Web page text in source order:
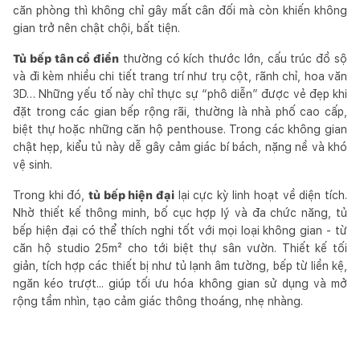
căn phòng thì không chỉ gây mất cân đối mà còn khiến không
gian trở nên chật chội, bất tiện.
Tủ bếp tân cổ điển thường có kích thước lớn, cấu trúc đồ sộ
và đi kèm nhiều chi tiết trang trí như trụ cột, rãnh chỉ, hoa văn
3D… Những yếu tố này chỉ thực sự “phô diễn” được vẻ đẹp khi
đặt trong các gian bếp rộng rãi, thường là nhà phố cao cấp,
biệt thự hoặc những căn hộ penthouse. Trong các không gian
chật hẹp, kiểu tủ này dễ gây cảm giác bí bách, nặng nề và khó
vệ sinh.
Trong khi đó, tủ bếp hiện đạilại cực kỳ linh hoạt về diện tích.
Nhờ thiết kế thông minh, bố cục hợp lý và đa chức năng, tủ
bếp hiện đại có thể thích nghi tốt với mọi loại không gian - từ
căn hộ studio 25m² cho tới biệt thự sân vườn. Thiết kế tối
giản, tích hợp các thiết bị như tủ lạnh âm tường, bếp từ liền kệ,
ngăn kéo trượt... giúp tối ưu hóa không gian sử dụng và mở
rộng tầm nhìn, tạo cảm giác thông thoáng, nhẹ nhàng.